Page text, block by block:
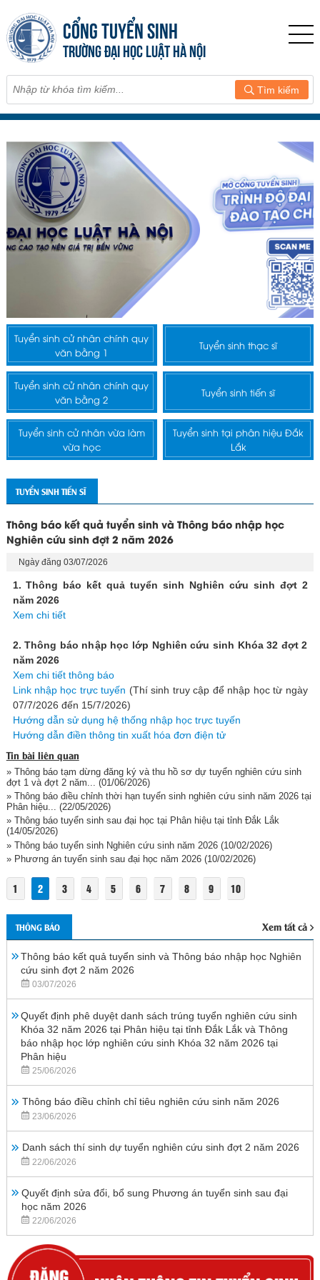
CỔNG TUYỂN SINH
TRƯỜNG ĐẠI HỌC LUẬT HÀ NỘI
Tìm kiếm
Tuyển sinh cử nhân chính quy
văn bằng 1
Tuyển sinh thạc sĩ
Tuyển sinh cử nhân chính quy
văn bằng 2
Tuyển sinh tiến sĩ
Tuyển sinh cử nhân vừa làm
vừa học
Tuyển sinh tại phân hiệu Đắk
Lắk
TUYỂN SINH TIẾN SĨ
Thông báo kết quả tuyển sinh và Thông báo nhập học
Nghiên cứu sinh đợt 2 năm 2026
Ngày đăng 03/07/2026
1. Thông báo kết quả tuyển sinh Nghiên cứu sinh đợt 2
năm 2026
Xem chi tiết
2. Thông báo nhập học lớp Nghiên cứu sinh Khóa 32 đợt 2
năm 2026
Xem chi tiết thông báo
Link nhập học trực tuyến (Thí sinh truy cập để nhập học từ ngày
07/7/2026 đến 15/7/2026)
Hướng dẫn sử dụng hệ thống nhập học trực tuyến
Hướng dẫn điền thông tin xuất hóa đơn điện tử
Tin bài liên quan
» Thông báo tạm dừng đăng ký và thu hồ sơ dự tuyển nghiên cứu sinh
đợt 1 và đợt 2 năm...
(01/06/2026)
» Thông báo điều chỉnh thời hạn tuyển sinh nghiên cứu sinh năm 2026 tại
Phân hiệu... (22/05/2026)
» Thông báo tuyển sinh sau đại học tại Phân hiệu tại tỉnh Đắk Lắk
(14/05/2026)
» Thông báo tuyển sinh Nghiên cứu sinh năm 2026(10/02/2026)
» Phương án tuyển sinh sau đại học năm 2026(10/02/2026)
1 2 3 4 5 6 7 8 9 10
THÔNG BÁO Xem tất cả
Thông báo kết quả tuyển sinh và Thông báo nhập học Nghiên
cứu sinh đợt 2 năm 2026
03/07/2026
Quyết định phê duyệt danh sách trúng tuyển nghiên cứu sinh
Khóa 32 năm 2026 tại Phân hiệu tại tỉnh Đắk Lắk và Thông
báo nhập học lớp nghiên cứu sinh Khóa 32 năm 2026 tại
Phân hiệu
25/06/2026
Thông báo điều chỉnh chỉ tiêu nghiên cứu sinh năm 2026
23/06/2026
Danh sách thí sinh dự tuyển nghiên cứu sinh đợt 2 năm 2026
22/06/2026
Quyết định sửa đổi, bổ sung Phương án tuyển sinh sau đại
học năm 2026
22/06/2026